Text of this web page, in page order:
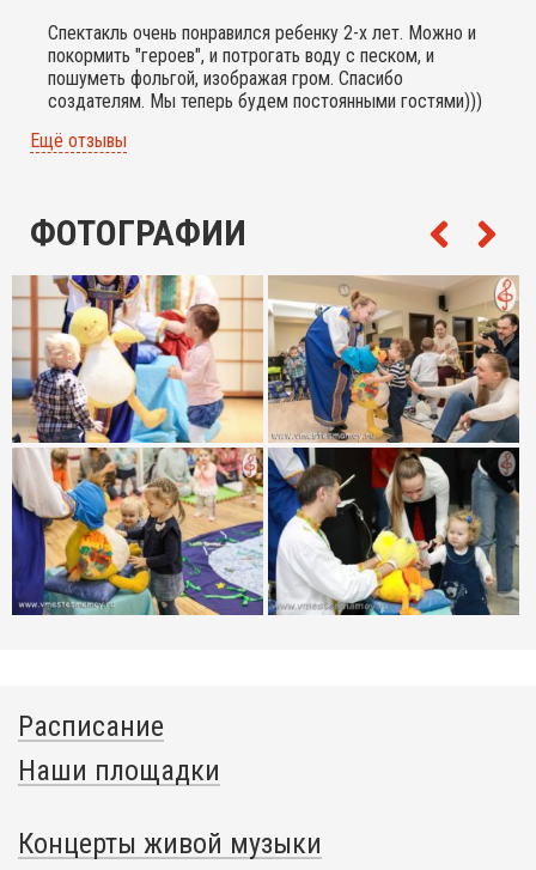
Спектакль очень понравился ребенку 2-х лет. Можно и
покормить "героев", и потрогать воду с песком, и
пошуметь фольгой, изображая гром. Спасибо
создателям. Мы теперь будем постоянными гостями)))
Ещё отзывы
ФОТОГРАФИИ
Расписание
Наши площадки
Концерты живой музыки